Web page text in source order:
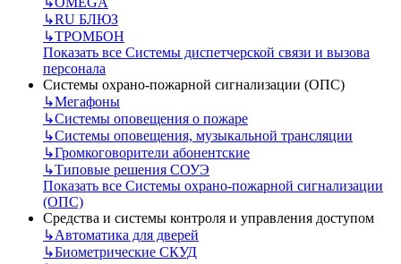
↳RU БЛЮЗ
↳ТРОМБОН
Показать все Системы диспетчерской связи и вызова
персонала
Системы охрано-пожарной сигнализации (ОПС)
↳Мегафоны
↳Системы оповещения о пожаре
↳Системы оповещения, музыкальной трансляции
↳Громкоговорители абонентские
↳Типовые решения СОУЭ
Показать все Системы охрано-пожарной сигнализации
(ОПС)
Средства и системы контроля и управления доступом
↳Автоматика для дверей
↳Биометрические СКУД